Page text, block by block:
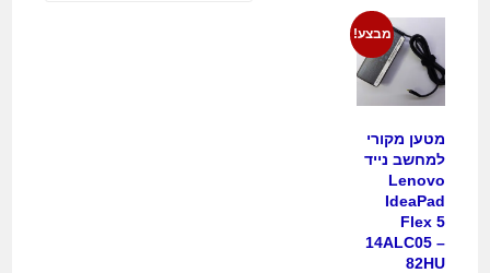
מבצע!
מטען מקורי
למחשב נייד
Lenovo
IdeaPad
Flex 5
14ALC05 –
82HU